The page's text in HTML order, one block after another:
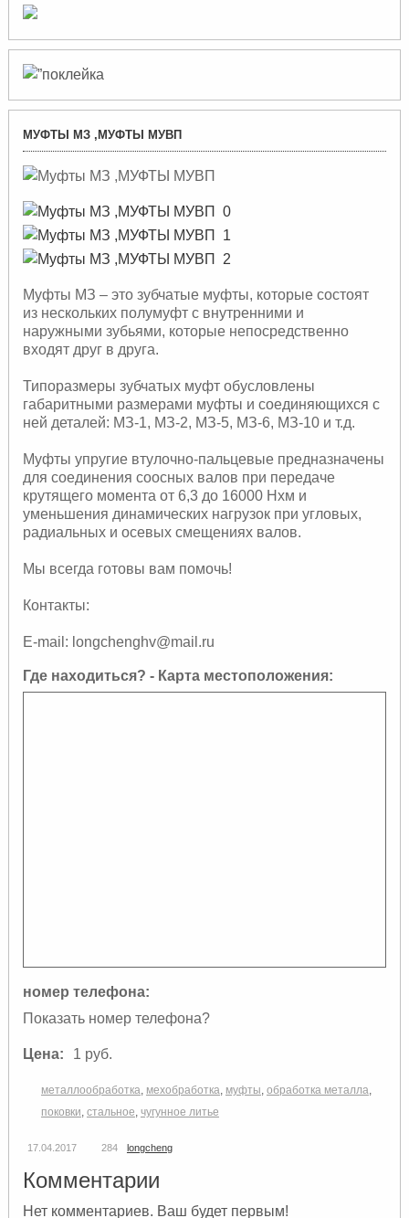
МУФТЫ МЗ ,МУФТЫ МУВП
Муфты МЗ – это зубчатые муфты, которые состоят
из нескольких полумуфт с внутренними и
наружными зубьями, которые непосредственно
входят друг в друга.
Типоразмеры зубчатых муфт обусловлены
габаритными размерами муфты и соединяющихся с
ней деталей: МЗ-1, МЗ-2, МЗ-5, МЗ-6, МЗ-10 и т.д.
Муфты упругие втулочно-пальцевые предназначены
для соединения соосных валов при передаче
крутящего момента от 6,3 до 16000 Нхм и
уменьшения динамических нагрузок при угловых,
радиальных и осевых смещениях валов.
Мы всегда готовы вам помочь!
Контакты:
E-mail: longchenghv@mail.ru
Где находиться? - Карта местоположения:
номер телефона:
Показать номер телефона?
Цена: 1 руб.
металлообработка, мехобработка, муфты, обработка металла,
поковки, стальное, чугунное литье
17.04.2017 284 longcheng
Комментарии
Нет комментариев. Ваш будет первым!